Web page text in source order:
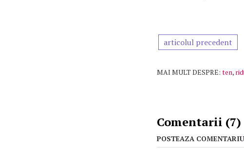
articolul precedent
MAI MULT DESPRE: ten,
Comentarii (7)
POSTEAZA COMENTARIU